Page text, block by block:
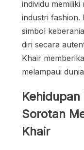
individu memiliki
industri fashion.
simbol
diri secara
Khair
melampaui
Sorotan
Khair